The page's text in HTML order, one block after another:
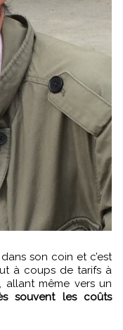
à coups de tarifs à
allant même vers un
souvent les coûts